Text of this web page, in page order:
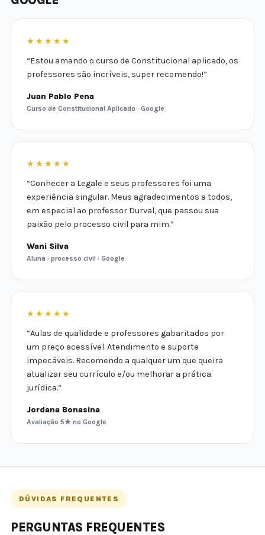
★★★★★
“Estou amando o curso de Constitucional aplicado, os
professores são incríveis, super recomendo!”
Juan Pablo Pena
Curso de Constitucional Aplicado · Google
★★★★★
“Conhecer a Legale e seus professores foi uma
experiência singular. Meus agradecimentos a todos,
em especial ao professor Durval, que passou sua
paixão pelo processo civil para mim.”
Wani Silva
Aluna · processo civil · Google
★★★★★
“Aulas de qualidade e professores gabaritados por
um preço acessível. Atendimento e suporte
impecáveis. Recomendo a qualquer um que queira
atualizar seu currículo e/ou melhorar a prática
jurídica.”
Jordana Bonasina
Avaliação 5★ no Google
DÚVIDAS FREQUENTES
PERGUNTAS FREQUENTES